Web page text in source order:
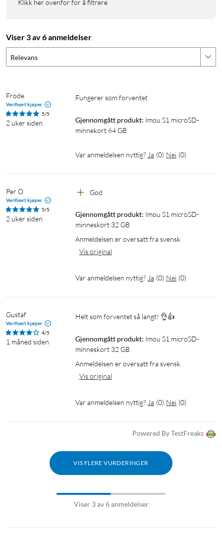
1 × microSD-kort
Klikk her ovenfor for å filtrere
Viser 3 av 6 anmeldelser
Relevans
Frode
Verifisert kjøper
5/5
2 uker siden
Fungerer som forventet
Gjennomgått produkt: Imou S1 microSD-
minnekort 64 GB
Var anmeldelsen nyttig? Ja (0) Nei (0)
Per O
Verifisert kjøper
5/5
2 uker siden
God
Gjennomgått produkt: Imou S1 microSD-
minneskort 32 GB
Anmeldelsen er oversatt fra svensk
Vis original
Var anmeldelsen nyttig? Ja (0) Nei (0)
Gustaf
Verifisert kjøper
4/5
1 måned siden
Helt som forventet så langt! 👌👍
Gjennomgått produkt: Imou S1 microSD-
minneskort 32 GB
Anmeldelsen er oversatt fra svensk
Vis original
Var anmeldelsen nyttig? Ja (0) Nei (0)
Powered By TestFreaks
VIS FLERE VURDERINGER
Viser 3 av 6 anmeldelser